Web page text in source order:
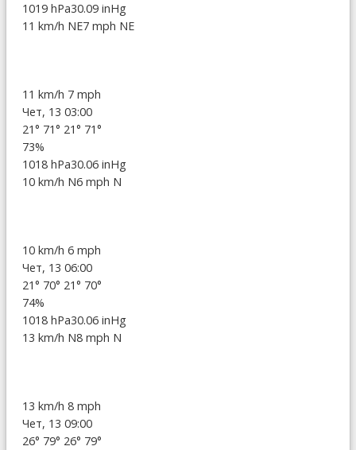
1019 hPa30.09 inHg
11 km/h NE7 mph NE
11 km/h 7 mph
Чет, 13 03:00
21° 71° 21° 71°
73%
1018 hPa30.06 inHg
10 km/h N6 mph N
10 km/h 6 mph
Чет, 13 06:00
21° 70° 21° 70°
74%
1018 hPa30.06 inHg
13 km/h N8 mph N
13 km/h 8 mph
Чет, 13 09:00
26° 79° 26° 79°